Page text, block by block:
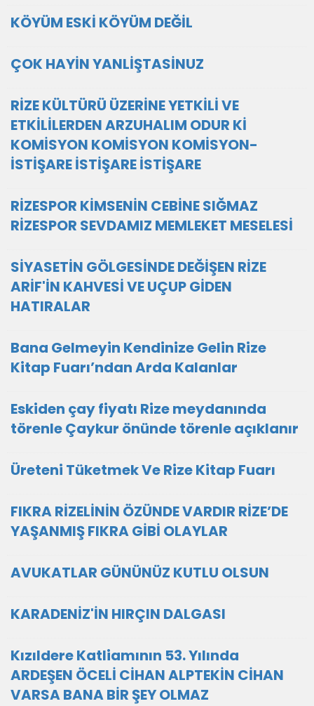
KÖYÜM ESKİ KÖYÜM DEĞİL
ÇOK HAYİN YANLİŞTASİNUZ
RİZE KÜLTÜRÜ ÜZERİNE YETKİLİ VE
ETKİLİLERDEN ARZUHALIM ODUR Kİ
KOMİSYON KOMİSYON KOMİSYON-
İSTİŞARE İSTİŞARE İSTİŞARE
RİZESPOR KİMSENİN CEBİNE SIĞMAZ
RİZESPOR SEVDAMIZ MEMLEKET MESELESİ
SİYASETİN GÖLGESİNDE DEĞİŞEN RİZE
ARİF'İN KAHVESİ VE UÇUP GİDEN
HATIRALAR
Bana Gelmeyin Kendinize Gelin Rize
Kitap Fuarı’ndan Arda Kalanlar
Eskiden çay fiyatı Rize meydanında
törenle Çaykur önünde törenle açıklanır
Üreteni Tüketmek Ve Rize Kitap Fuarı
FIKRA RİZELİNİN ÖZÜNDE VARDIR RİZE’DE
YAŞANMIŞ FIKRA GİBİ OLAYLAR
AVUKATLAR GÜNÜNÜZ KUTLU OLSUN
KARADENİZ'İN HIRÇIN DALGASI
Kızıldere Katliamının 53. Yılında
ARDEŞEN ÖCELİ CİHAN ALPTEKİN CİHAN
VARSA BANA BİR ŞEY OLMAZ